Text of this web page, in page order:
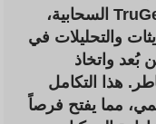
NV06 بسلاسة مع منصة TruGem AIoT السحابية،
والتحليلات في
بُعد واتخاذ
هذا التكامل
مما يفتح فرصاً